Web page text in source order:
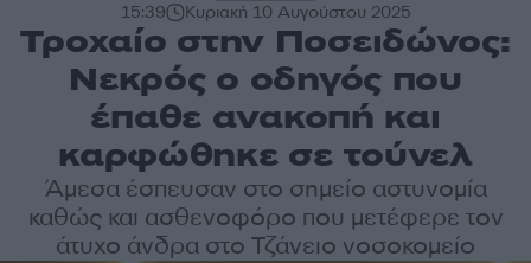
15:39 Κυριακή 10 Αυγούστου 2025
Τροχαίο στην Ποσειδώνος:
Νεκρός ο οδηγός που
έπαθε ανακοπή και
καρφώθηκε σε τούνελ
Άμεσα έσπευσαν στο σημείο αστυνομία
καθώς και ασθενοφόρο που μετέφερε τον
άτυχο άνδρα στο Τζάνειο νοσοκομείο